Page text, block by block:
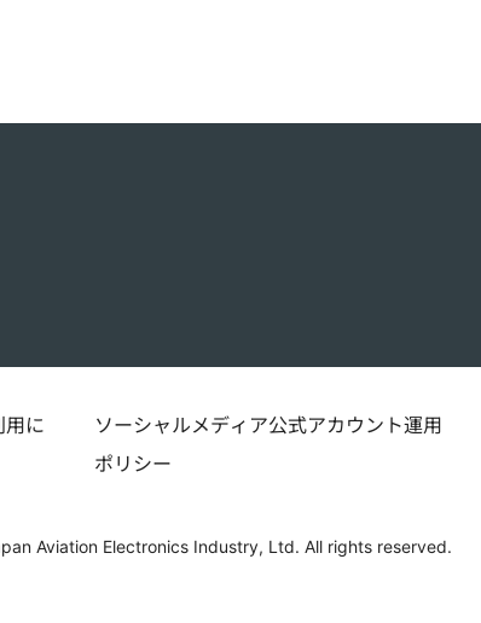
用に
ソーシャルメディア公式アカウント運用
ポリシー
Aviation Electronics Industry, Ltd. All rights reserved.